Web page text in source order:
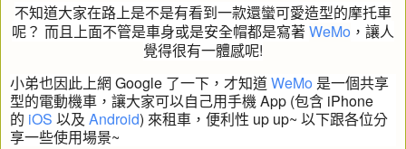
不知道大家在路上是不是有看到一款還蠻可愛造型的摩托車
呢？ 而且上面不管是車身或是安全帽都是寫著WeMo ，讓人
覺得很有一體感呢!
小弟也因此上網 Google 了一下，才知道WeMo 是一個共享
型的電動機車，讓大家可以自己用手機 App (包含 iPhone
的 iOS 以及 Android) 來租車，便利性 up up~ 以下跟各位分
享一些使用場景~